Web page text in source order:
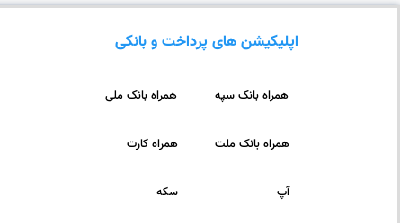
اپلیکیشن های پرداخت و بانکی
همراه بانک ملی همراه بانک سپه
همراه کارت همراه بانک ملت
سکه آپ